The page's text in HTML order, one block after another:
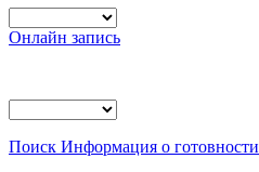
Онлайн запись
Поиск Информация о готовности